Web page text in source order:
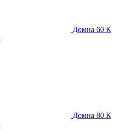
Домна 60 К
Домна 80 К